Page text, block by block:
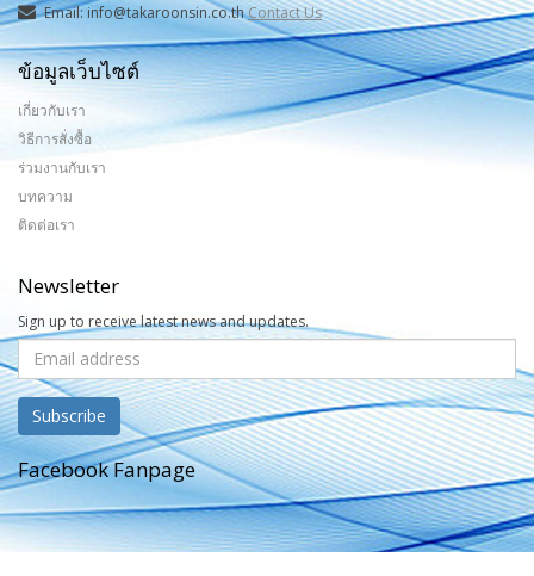
Email: info@takaroonsin.co.thContact Us
ข้อมูลเว็บไซต์
เกี่ยวกับเรา
วิธีการสั่งซื้อ
ร่วมงานกับเรา
บทความ
ติดต่อเรา
Newsletter
Sign up to receive latest news and updates.
Facebook Fanpage